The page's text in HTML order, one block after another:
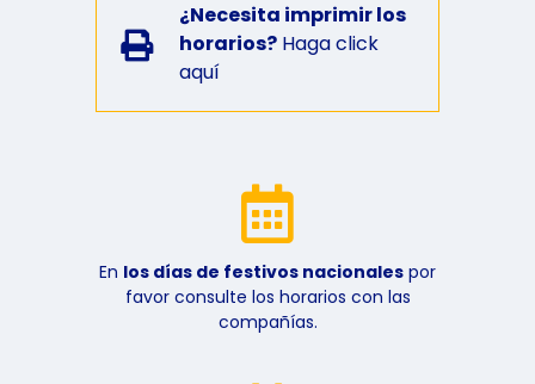
¿Necesita imprimir los
horarios?Haga click
aquí
En los días de festivos nacionales por
favor consulte los horarios con las
compañías.